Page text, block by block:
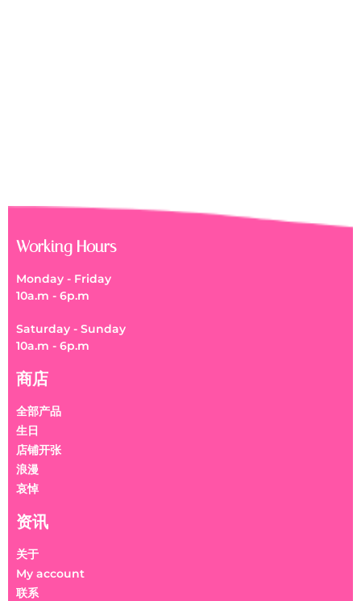
Working Hours
Monday - Friday
10a.m - 6p.m
Saturday - Sunday
10a.m - 6p.m
商店
全部产品
生日
店铺开张
浪漫
哀悼
资讯
关于
My account
联系